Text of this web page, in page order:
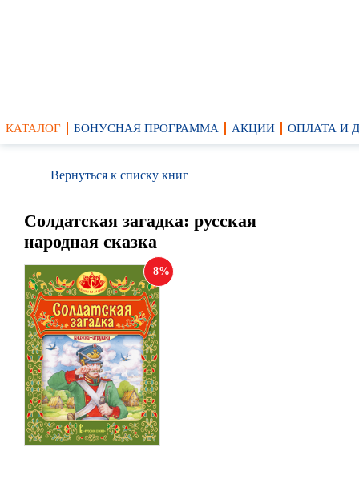
КАТАЛОГ БОНУСНАЯ ПРОГРАММА АКЦИИ ОПЛАТА И
Вернуться к списку книг
Солдатская загадка: русская
народная сказка
8